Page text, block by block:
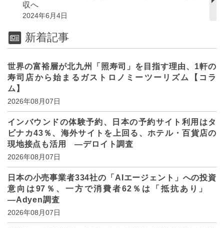
収へ
2024年6月4日
新着記事
世界の富裕層が北九州「照寿司」を目指す理由、1軒の
寿司店から始まるガストロノミーツーリズム【コラ
ム】
2026年08月07日
インバウンドの体験予約、日本の予約サイト利用はタ
ビナカ43％、海外サイトを上回る、ホテル・百貨店の
現地接点も活用 ―デロイト調査
2026年08月07日
日本の小売事業者334社の「AIエージェント」への投資
意向は97％、一方で消費者62％は「抵抗あり」
―Adyen調査
2026年08月07日